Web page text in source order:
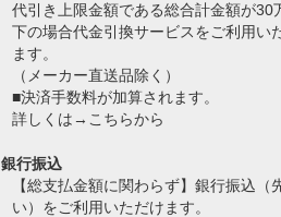
代引き上限金額である総合計金額が30
下の場合代金引換サービスをご利用い
ます。
（メーカー直送品除く）
■決済手数料が加算されます。
詳しくは→ こちらから
銀行振込
【総支払金額に関わらず】銀行振込（
い）をご利用いただけます。